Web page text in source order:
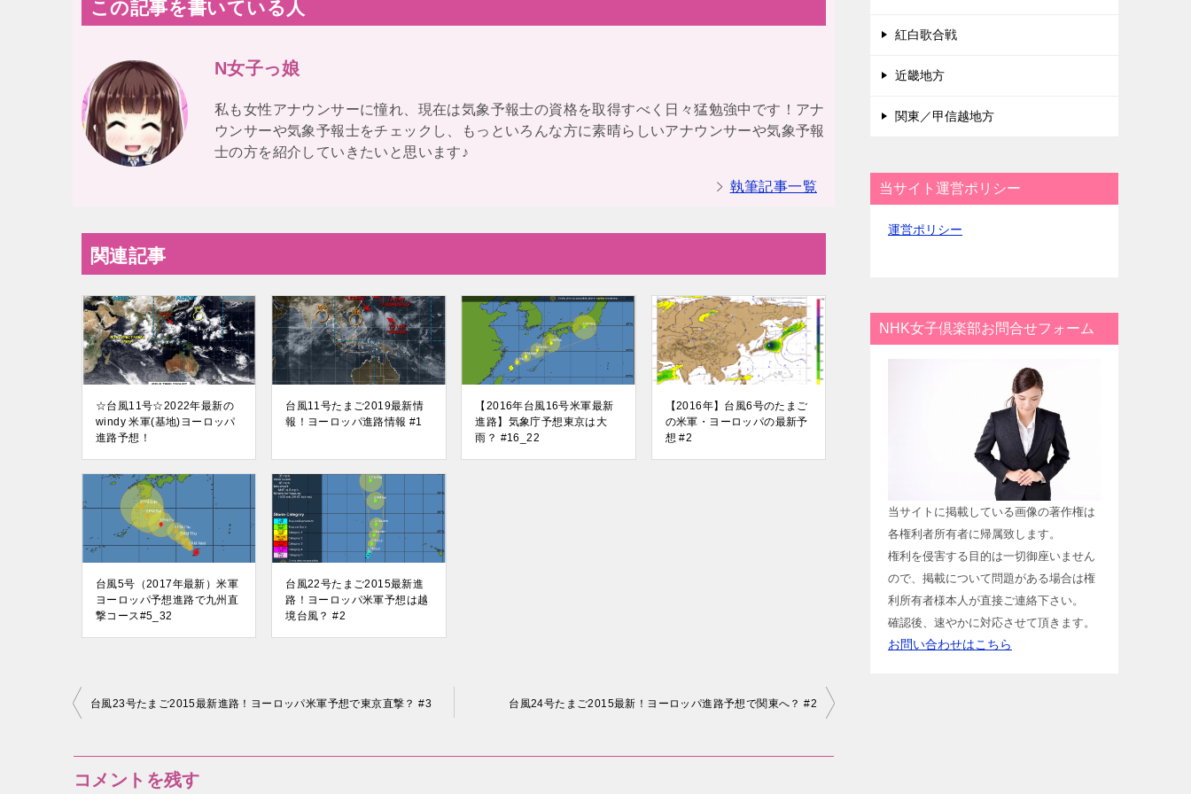
この記事を書いている人
N女子っ娘
私も女性アナウンサーに憧れ、現在は気象予報士の資格を取得すべく日々猛勉強中です！アナ
ウンサーや気象予報士をチェックし、もっといろんな方に素晴らしいアナウンサーや気象予報
士の方を紹介していきたいと思います♪
執筆記事一覧
関連記事
☆台風11号☆2022年最新の
windy 米軍(基地)ヨーロッパ
進路予想！
台風11号たまご2019最新情
報！ヨーロッパ進路情報 #1
【2016年台風16号米軍最新
進路】気象庁予想東京は大
雨？ #16_22
【2016年】台風6号のたまご
の米軍・ヨーロッパの最新予
想 #2
台風5号（2017年最新）米軍
ヨーロッパ予想進路で九州直
撃コース#5_32
台風22号たまご2015最新進
路！ヨーロッパ米軍予想は越
境台風？ #2
投
ナ
ビ
台風23号たまご2015最新進路！ヨーロッパ米軍予想で東京直撃？ #3 台風24号たまご2015最新！ヨーロッパ進路予想で関東へ？ #2
コメントを残す
紅白歌合戦
近畿地方
関東／甲信越地方
当サイト運営ポリシー
運営ポリシー
NHK女子倶楽部お問合せフォーム
当サイトに掲載している画像の著作権は
各権利者所有者に帰属致します。
権利を侵害する目的は一切御座いません
ので、掲載について問題がある場合は権
利所有者様本人が直接ご連絡下さい。
確認後、速やかに対応させて頂きます。
お問い合わせはこちら